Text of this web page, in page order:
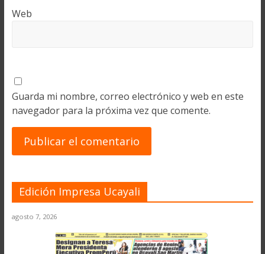
Web
Guarda mi nombre, correo electrónico y web en este
navegador para la próxima vez que comente.
Edición Impresa Ucayali
agosto 7, 2026